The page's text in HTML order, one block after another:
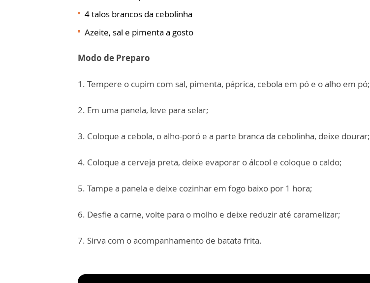
4 talos brancos da cebolinha
Azeite, sal e pimenta a gosto
Modo de Preparo
1. Tempere o cupim com sal, pimenta, páprica, cebola em pó e o alho em pó;
2. Em uma panela, leve para selar;
3. Coloque a cebola, o alho-poró e a parte branca da cebolinha, deixe dourar;
4. Coloque a cerveja preta, deixe evaporar o álcool e coloque o caldo;
5. Tampe a panela e deixe cozinhar em fogo baixo por 1 hora;
6. Desfie a carne, volte para o molho e deixe reduzir até caramelizar;
7. Sirva com o acompanhamento de batata frita.